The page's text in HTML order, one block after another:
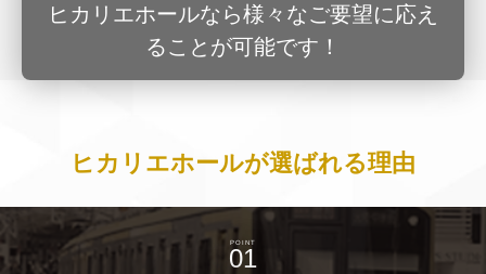
ヒカリエホールなら様々なご要望に応え
ることが可能です！
ヒカリエホールが選ばれる理由
POINT
01